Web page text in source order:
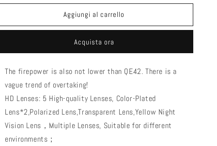
per
Colorful
Glasses
Bike
Sunglasses
Bicycle
Goggles
Cycling
Eyewear
UV400
5
per
QE48
Colorful
Polarized
Glasses
Bike
Sunglasses
Bicycle
Goggles
Cycling
Eyewear
UV400
5
Aggiungi al carrello
Acquista ora
The firepower is also not lower than QE42. There is a
vague trend of overtaking!
HD Lenses: 5 High-quality Lenses, Color-Plated
Lens*2,Polarized Lens,Transparent Lens,Yellow Night
Vision Lens，Multiple Lenses, Suitable for different
environments；